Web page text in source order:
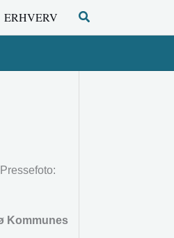
ERHVERV Søg
Kommunes